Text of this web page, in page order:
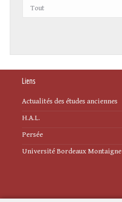
Liens
Actualités des études anciennes
H.A.L.
Persée
Université Bordeaux Montaigne